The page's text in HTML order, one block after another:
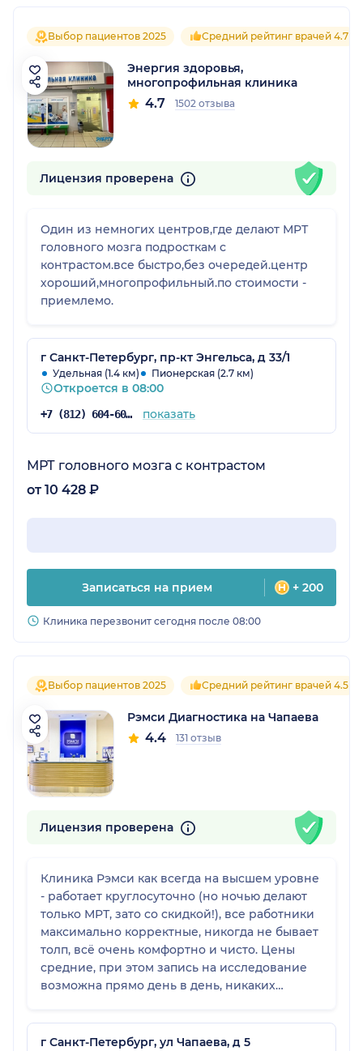
Выбор пациентов 2025 Средний рейтинг врачей 4.7
Энергия здоровья,
многопрофильная клиника
4.7 1502 отзыва
Лицензия проверена
Один из немногих центров,где делают МРТ
головного мозга подросткам с
контрастом.все быстро,без очередей.центр
хороший,многопрофильный.по стоимости -
приемлемо.
г Санкт-Петербург, пр-кт Энгельса, д 33/1
Удельная (1.4 км) Пионерская (2.7 км)
Откроется в 08:00
+7 (812) 604-60-52 показать
МРТ головного мозга с контрастом
от 10 428 ₽
Записаться на прием + 200
Клиника перезвонит сегодня после 08:00
Выбор пациентов 2025 Средний рейтинг врачей 4.5
Рэмси Диагностика на Чапаева
4.4 131 отзыв
Лицензия проверена
Клиника Рэмси как всегда на высшем уровне
- работает круглосуточно (но ночью делают
только МРТ, зато со скидкой!), все работники
максимально корректные, никогда не бывает
толп, всё очень комфортно и чисто. Цены
средние, при этом запись на исследование
возможна прямо день в день, никаких
обследуется в Рэмси при необходимости и
все очень довольны!
г Санкт-Петербург, ул Чапаева, д 5